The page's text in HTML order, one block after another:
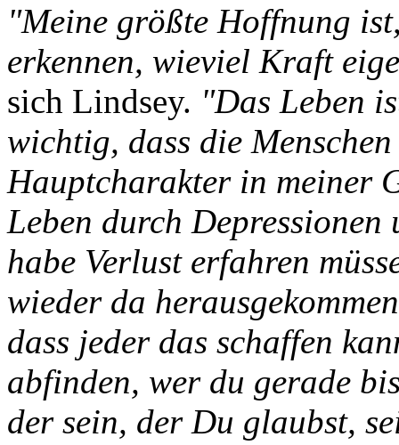
"Meine größte Hoffnung
erkennen, wieviel Kraft
sich Lindsey. "Das Leben
wichtig, dass die
Hauptcharakter in meiner
Leben durch
habe Verlust erfahren
wieder da
dass jeder das schaffen
abfinden, wer du gerade
der sein, der Du glaubst,